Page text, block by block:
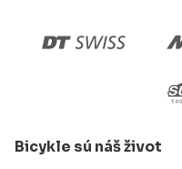
Bicykle sú náš život